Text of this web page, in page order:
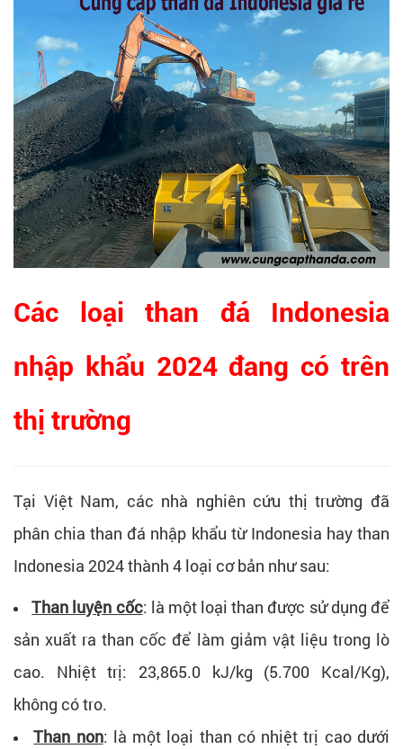
Các loại than đá Indonesia
nhập khẩu 2024 đang có trên
thị trường
Tại Việt Nam, các nhà nghiên cứu thị trường đã
phân chia than đá nhập khẩu từ Indonesia hay than
Indonesia 2024 thành 4 loại cơ bản như sau:
Than luyện cốc: là một loại than được sử dụng để
sản xuất ra than cốc để làm giảm vật liệu trong lò
cao. Nhiệt trị: 23,865.0 kJ/kg (5.700 Kcal/Kg),
không có tro.
Than non: là một loại than có nhiệt trị cao dưới